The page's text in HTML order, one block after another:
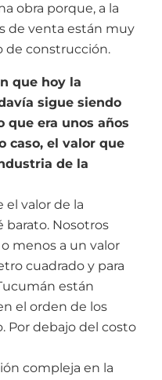
obra porque, a la
de venta están muy
de construcción.
que hoy la
sigue siendo
que era unos años
caso, el valor que
de la
el valor de la
barato. Nosotros
menos a un valor
cuadrado y para
están
el orden de los
Por debajo del costo
compleja en la